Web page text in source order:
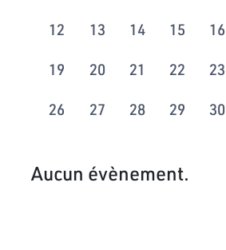
12 13 14 15 16
19 20 21 22 23
26 27 28 29 30
Aucun évènement.